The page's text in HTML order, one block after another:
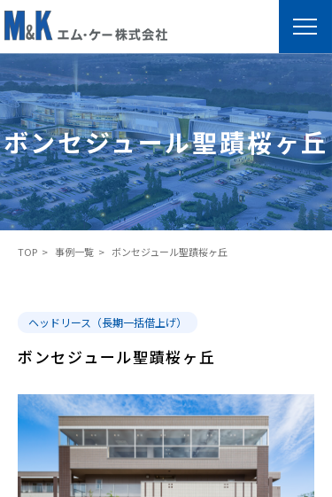
ボ
ン
セ
ジ
ュ
ー
ル
聖
ボンセジュール聖蹟桜ヶ丘
TOP 事例一覧 ボンセジュール聖蹟桜ヶ丘
ヘッドリース（長期一括借上げ）
ボンセジュール聖蹟桜ヶ丘